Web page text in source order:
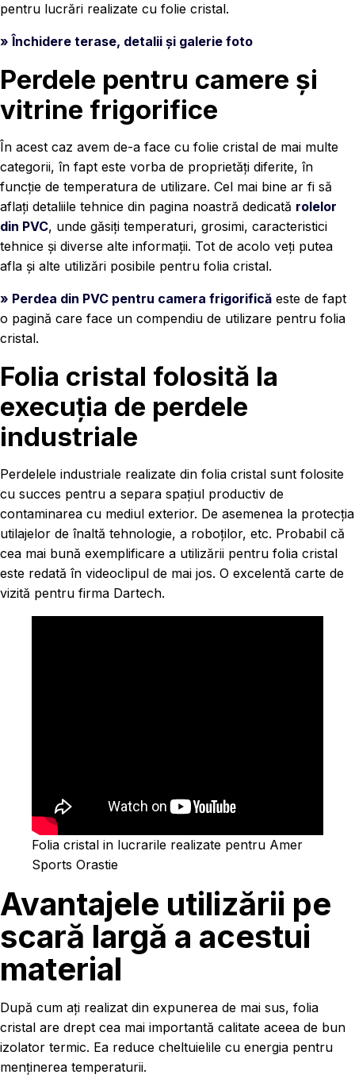
pentru lucrări realizate cu folie cristal.
» Închidere terase, detalii și galerie foto
Perdele pentru camere și
vitrine frigorifice
În acest caz avem de-a face cu folie cristal de mai multe
categorii, în fapt este vorba de proprietăți diferite, în
funcție de temperatura de utilizare. Cel mai bine ar fi să
aflați detaliile tehnice din pagina noastră dedicată rolelor
din PVC, unde găsiți temperaturi, grosimi, caracteristici
tehnice și diverse alte informații. Tot de acolo veți putea
afla și alte utilizări posibile pentru folia cristal.
» Perdea din PVC pentru camera frigorifică este de fapt
o pagină care face un compendiu de utilizare pentru folia
cristal.
Folia cristal folosită la
execuția de perdele
industriale
Perdelele industriale realizate din folia cristal sunt folosite
cu succes pentru a separa spațiul productiv de
contaminarea cu mediul exterior. De asemenea la protecția
utilajelor de înaltă tehnologie, a roboților, etc. Probabil că
cea mai bună exemplificare a utilizării pentru folia cristal
este redată în videoclipul de mai jos. O excelentă carte de
vizită pentru firma Dartech.
Folia cristal in lucrarile realizate pentru Amer
Sports Orastie
Avantajele utilizării pe
scară largă a acestui
material
După cum ați realizat din expunerea de mai sus, folia
cristal are drept cea mai importantă calitate aceea de bun
izolator termic. Ea reduce cheltuielile cu energia pentru
menținerea temperaturii.